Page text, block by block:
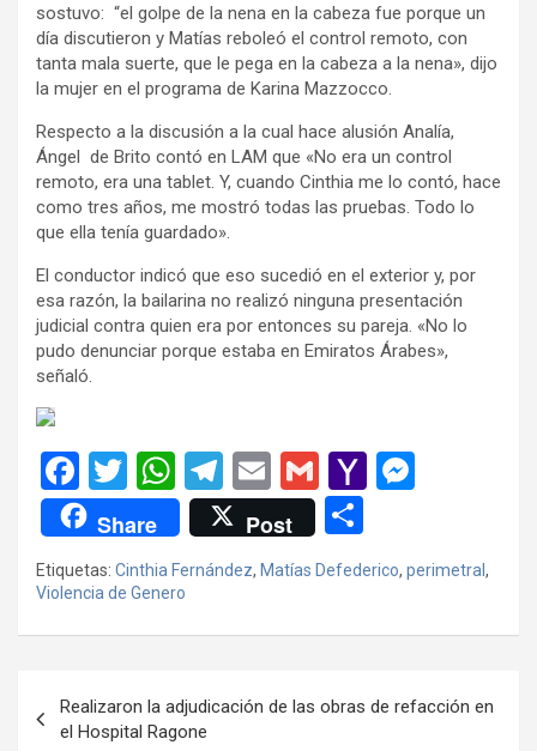
sostuvo: “el golpe de la nena en la cabeza fue porque un
día discutieron y Matías reboleó el control remoto, con
tanta mala suerte, que le pega en la cabeza a la nena», dijo
la mujer en el programa de Karina Mazzocco.
Respecto a la discusión a la cual hace alusión Analía,
Ángel de Brito contó en LAM que «No era un control
remoto, era una tablet. Y, cuando Cinthia me lo contó, hace
como tres años, me mostró todas las pruebas. Todo lo
que ella tenía guardado».
El conductor indicó que eso sucedió en el exterior y, por
esa razón, la bailarina no realizó ninguna presentación
judicial contra quien era por entonces su pareja. «No lo
pudo denunciar porque estaba en Emiratos Árabes»,
señaló.
F
a
ce
b
o
k
T
wi
tt
er
W
h
at
s
A
p
T
el
e
gr
a
E
m
ail
G
m
ail
Y
o
o
ail
n
g
Share Post
o
m
p
tir
Etiquetas: Cinthia Fernández, Matías Defederico, perimetral ,
Violencia de Genero
de
Realizaron la adjudicación de las obras de refacción en
el Hospital Ragone